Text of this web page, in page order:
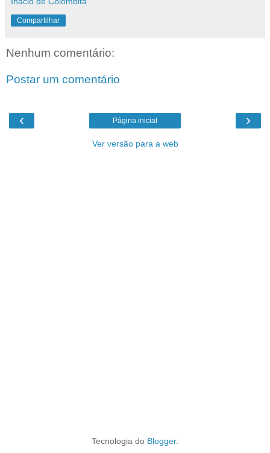
Compartilhar
Nenhum comentário:
Postar um comentário
‹ ›
Página inicial
Ver versão para a web
Tecnologia do Blogger.